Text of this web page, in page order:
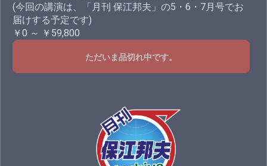
(今回の講演は、「月刊 保江邦夫」の5・6・7月号でお
届けする予定です)
￥0 ～ ￥59,800
ただいま品切れ中です。